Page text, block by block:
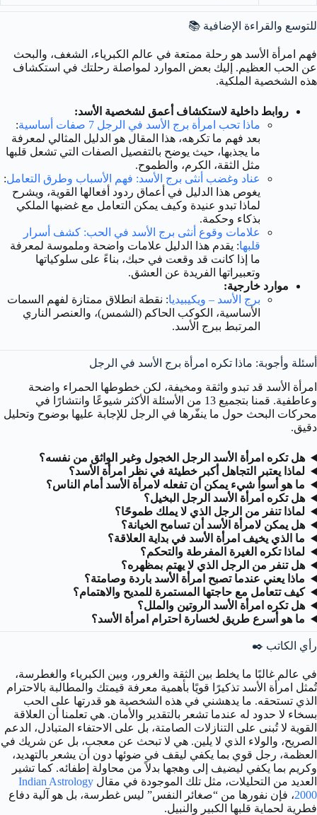
للتوسع والقراءة الإضافية 📚
فهم امرأة الأسد هو رحلة ممتعة في عالم الكبرياء، الشغف، والبحث
عن الحب العظيم. إليك بعض الموارد لمواصلة رحلتك في استكشاف
هذه الشخصية الملكية.
روابط داخلية لاستكشاف أعمق لشخصية الأسد:
ماذا تحب امرأة برج الأسد في الرجل 7 صفات أساسية
:
بعد فهم ما تكرهه، هذا المقال هو الدليل المثالي لمعرفة
ما يجذبها، حيث يوضح بالتفصيل الصفات التي تشعل قلبها
مثل الثقة، الكرم، والطموح.
عناد وغضب أنثى برج الأسد: فهم الأسباب وطرق التعامل:
يغوص هذا الدليل في أعماق ردود أفعالها القوية، ويشرح
لماذا تبدو عنيدة وكيف يمكن التعامل مع غضبها الملكي
بذكاء وحكمة.
علامات وقوع أنثى برج الأسد في الحب: كشف أسرار
قلبها: يقدم هذا الدليل علامات واضحة وملموسة لمعرفة
ما إذا كانت قد وقعت في حبك، بناءً على سلوكياتها
وتعبيراتها الفريدة عن العشق.
موارد خارجية:
برج الأسد – ويكيبيديا: نقطة انطلاق ممتازة لفهم السمات
الأساسية، الكوكب الحاكم (الشمس)، والعنصر الناري
المرتبط ببرج الأسد.
أسئلة وأجوبة: ماذا تكره امرأة برج الأسد في الرجل
امرأة الأسد قد تبدو واثقة ومخيفة، لكن خطوطها الحمراء واضحة
وعاطفية. قمنا بتجميع 13 من الأسئلة الأكثر شيوعًا وانتشارًا في
محركات البحث حول ما ينفّرها في الرجل للإجابة عليها بوضوح وتحليل
دقيق.
هل تكره امرأة الأسد الرجل الخجول وغير الواثق من نفسه؟
لماذا يعتبر التجاهل أكبر خطيئة في نظر امرأة الأسد؟
ما هو أسوأ شيء يمكن أن تفعله لامرأة الأسد أمام الناس؟
هل تكره امرأة الأسد الرجل البخيل؟
لماذا تنفر من الرجل الذي لا يملك طموحًا؟
هل يمكن لامرأة الأسد أن تسامح الخيانة؟
ما الذي يخيف امرأة الأسد في بداية العلاقة؟
لماذا تكره الغيرة المفرطة والتحكم؟
هل تنفر من الرجل الذي لا يهتم بمظهره؟
ماذا يعني عندما تصبح امرأة الأسد باردة وصامتة؟
كيف تتعامل مع حاجتها المستمرة للمديح والاهتمام؟
هل تكره امرأة الأسد الروتين والملل؟
ما هو أسرع طريق لخسارة احترام امرأة الأسد؟
رأي الكاتب ✒️
في عالم غالبًا ما يخلط بين الثقة والغرور، وبين الكبرياء والغطرسة،
تُمثل امرأة الأسد تذكيرًا قويًا بأهمية معرفة قيمتك والمطالبة بالاحترام
الذي تستحقه. ما يدهشني في هذه الشخصية هو قدرتها على الحب
بسخاء لا حدود له عندما تشعر بالتقدير والأمان. هي تعلمنا أن العلاقة
القوية لا تُبنى على التنازلات الصامتة، بل على الاحتفاء المتبادل، الدعم
الصريح، والولاء الذي لا يلين. هي لا تبحث عن معجب، بل عن شريك في
العظمة، رجل قوي بما يكفي ليقف في ضوئها دون أن يشعر بالتهديد،
وكريم بما يكفي ليضيف إلى وهجها بدلاً من محاولة إطفائه. كما تشير
العديد من التحليلات، مثل تلك الموجودة في مقال Indian Astrology
2000، فإن نفورها من “صغائر النفس” ليس غطرسة، بل هو آلية دفاع
فطرية لحماية قلبها الكبير والنبيل.